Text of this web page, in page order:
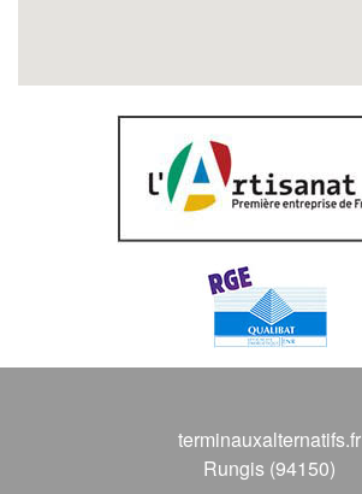
terminauxalternatifs.fr
Rungis (94150)